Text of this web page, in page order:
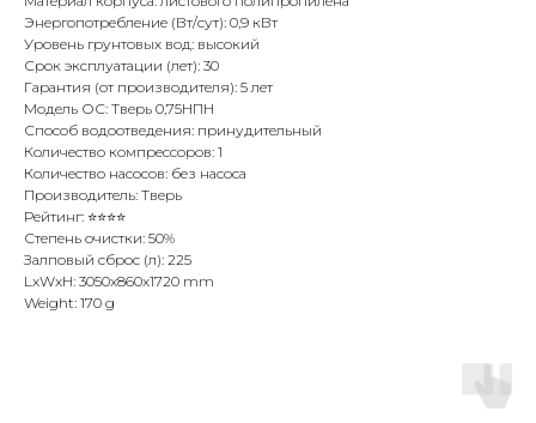
Энергопотребление (Вт/сут): 0,9 кВт
Уровень грунтовых вод: высокий
Срок эксплуатации (лет): 30
Гарантия (от производителя): 5 лет
Модель ОС: Тверь 0,75НПН
Способ водоотведения: принудительный
Количество компрессоров: 1
Количество насосов: без насоса
Производитель: Тверь
Рейтинг: ⭐⭐⭐⭐
Степень очистки: 50%
Залповый сброс (л): 225
LxWxH: 3050x860x1720 mm
Weight: 170 g